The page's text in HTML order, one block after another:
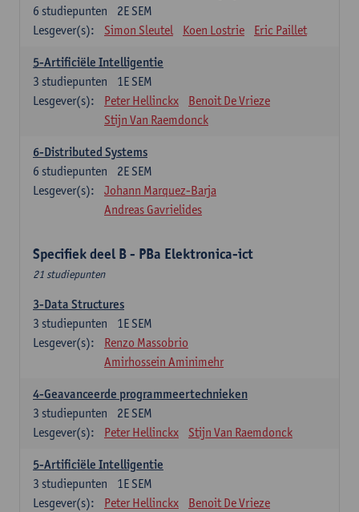
2E SEM
6 studiepunten
Lesgever(s):
Simon Sleutel Koen Lostrie Eric Paillet
5-Artificiële Intelligentie
1E SEM
3 studiepunten
Lesgever(s):
Peter Hellinckx
Benoit De Vrieze
Stijn Van Raemdonck
6-Distributed Systems
2E SEM
6 studiepunten
Lesgever(s):
Johann Marquez-Barja
Andreas Gavrielides
Specifiek deel B - PBa Elektronica-ict
21 studiepunten
3-Data Structures
1E SEM
3 studiepunten
Lesgever(s):
Renzo Massobrio
Amirhossein Aminimehr
4-Geavanceerde programmeertechnieken
2E SEM
3 studiepunten
Lesgever(s):
Peter Hellinckx Stijn Van Raemdonck
5-Artificiële Intelligentie
1E SEM
3 studiepunten
Lesgever(s):
Peter Hellinckx
Benoit De Vrieze